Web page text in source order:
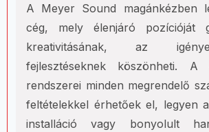
A Meyer Sound magánkézben
cég, mely élenjáró pozícióját
kreativitásának, az
fejlesztéseknek köszönheti. A
rendszerei minden megrendelő
feltételekkel érhetőek el, legyen
installáció vagy bonyolult